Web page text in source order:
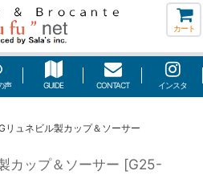
カート
声 GUIDE CONTACT インスタ
リュネビル製カップ＆ソーサー
カップ＆ソーサー [G25-